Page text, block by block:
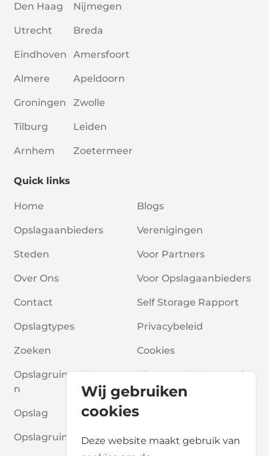
Wij gebruiken
cookies
Deze website maakt gebruik van
Den Haag
Utrecht
Eindhoven
Almere
Groningen
Tilburg
Arnhem
Nijmegen
Breda
Amersfoort
Apeldoorn
Zwolle
Leiden
Zoetermeer
Quick links
Home
Opslagaanbieders
Steden
Over Ons
Contact
Opslagtypes
Zoeken
Opslagruimte Aanvrage
N
Opslag
Opslagruimte Gidsen
Blogs
Verenigingen
Voor Partners
Voor Opslagaanbieders
Self Storage Rapport
Privacybeleid
Cookies
Algemene Voorwaarde
N
Veelgestelde Vragen